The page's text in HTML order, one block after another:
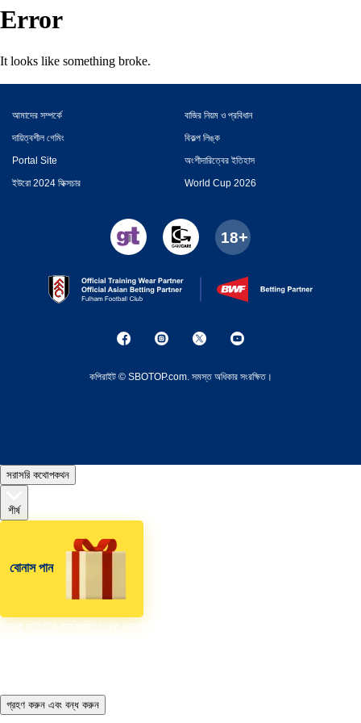
Error
It looks like something broke.
আমাদের সম্পর্কে
বাজির নিয়ম ও প্রবিধান
দায়িত্বশীল গেমিং
বিকল্প লিঙ্ক
Portal Site
অংশীদারিত্বের ইতিহাস
ইউরো 2024 ফিক্সচার
World Cup 2026
কপিরাইট © SBOTOP.com. সমস্ত অধিকার সংরক্ষিত।
সরাসরি কথোপকথন
শীর্ষ
বোনাস পান
আমরা সাইটের কার্যকারিতা এবং ব্যবহারের তথ্য সংগ্রহ এবং বিশ্লেষণ করতে এবং বিষয়বস্তু
গ্রহণ করুন এবং বন্ধ করুন